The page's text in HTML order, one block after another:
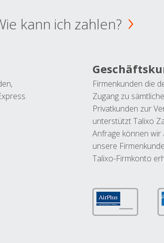
kann ich zahlen?
Firmenkunden die
Zugang zu
Privatkunden zur
unterstützt Talixo
Anfrage können wir
unsere
Talixo-Firmkonto